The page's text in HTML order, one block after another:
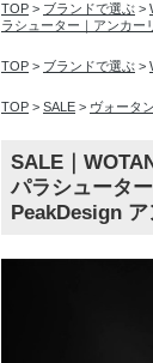
TOP > ブランドで選ぶ >
ラシューター｜アンカー
TOP > ブランドで選ぶ >
TOP > SALE > ヴォータ
SALE｜
パラシュータ
PeakDesign